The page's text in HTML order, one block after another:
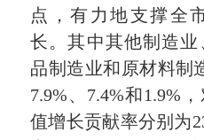
点，有力地支撑全
长。其中其他制造
品制造业和原材料制
7.9%、7.4%和1.9%
值增长贡献率分别为